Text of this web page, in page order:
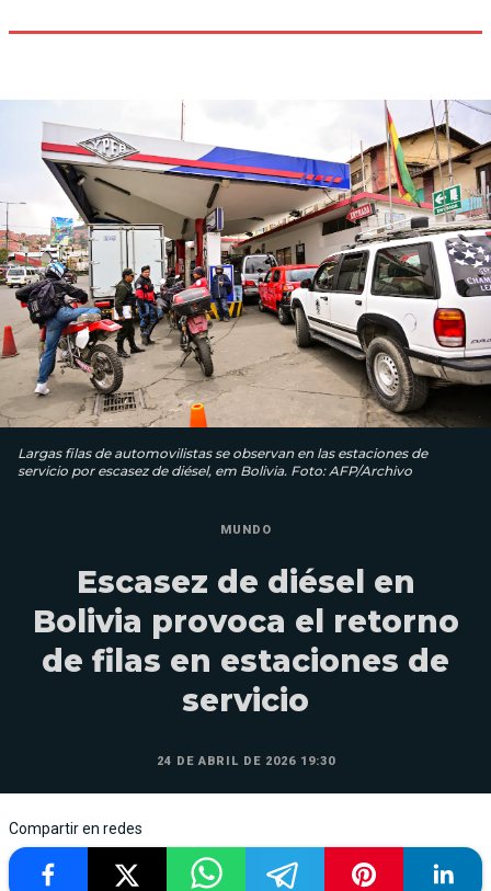
Largas filas de automovilistas se observan en las estaciones de
servicio por escasez de diésel, em Bolivia. Foto: AFP/Archivo
MUNDO
Escasez de diésel en
Bolivia provoca el retorno
de filas en estaciones de
servicio
24 DE ABRIL DE 2026 19:30
Compartir en redes